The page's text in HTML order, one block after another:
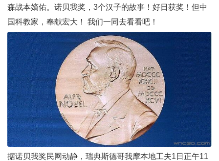
森战本嫡佑。诺贝我奖，3个汉子的故事！好日获奖！但中
国科教家，奉献宏大！ 我们一同去看看吧！
据诺贝我奖民网动静，瑞典斯德哥我摩本地工夫1日正午11